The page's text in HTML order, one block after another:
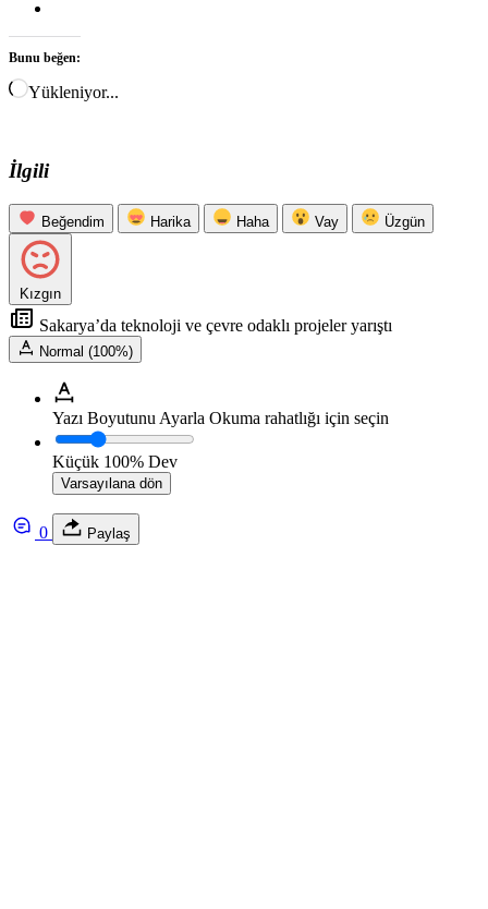
Bunu beğen:
Yükleniyor...
İlgili
Beğendim Harika Haha Vay Üzgün
Kızgın
Sakarya’da teknoloji ve çevre odaklı projeler yarıştı
Normal (100%)
Yazı Boyutunu Ayarla Okuma rahatlığı için seçin
Küçük 100% Dev
Varsayılana dön
0 Paylaş